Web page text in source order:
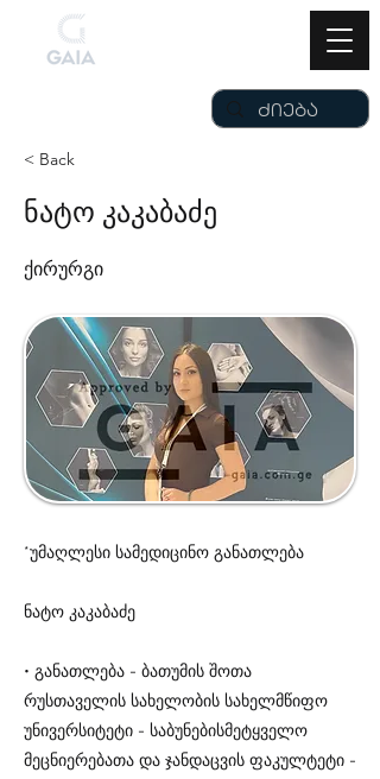
< Back
ნატო კაკაბაძე
ქირურგი
*უმაღლესი სამედიცინო განათლება
ნატო კაკაბაძე
• განათლება - ბათუმის შოთა
რუსთაველის სახელობის სახელმწიფო
უნივერსიტეტი - საბუნებისმეტყველო
მეცნიერებათა და ჯანდაცვის ფაკულტეტი -